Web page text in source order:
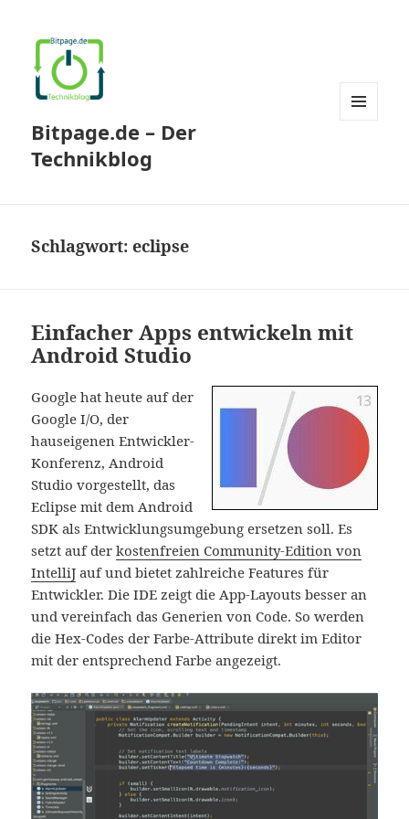
Bitpage.de – Der
Technikblog
Schlagwort:eclipse
Einfacher Apps entwickeln mit
Android Studio
Google hat heute auf der
Google I/O, der
hauseigenen Entwickler-
Konferenz, Android
Studio vorgestellt, das
Eclipse mit dem Android
SDK als Entwicklungsumgebung ersetzen soll. Es
setzt auf derkostenfreien Community-Edition von
IntelliJ auf und bietet zahlreiche Features für
Entwickler. Die IDE zeigt die App-Layouts besser an
und vereinfach das Generien von Code. So werden
die Hex-Codes der Farbe-Attribute direkt im Editor
mit der entsprechend Farbe angezeigt.